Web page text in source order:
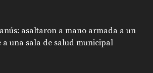
asaltaron a mano armada a un
una sala de salud municipal